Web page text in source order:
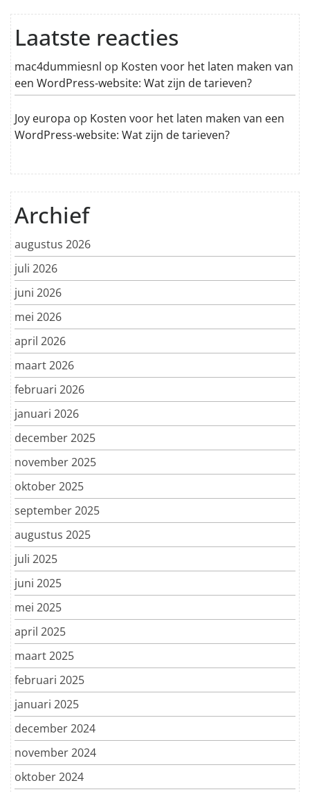
Laatste reacties
mac4dummiesnl op Kosten voor het laten maken van
een WordPress-website: Wat zijn de tarieven?
Joy europa op Kosten voor het laten maken van een
WordPress-website: Wat zijn de tarieven?
Archief
augustus 2026
juli 2026
juni 2026
mei 2026
april 2026
maart 2026
februari 2026
januari 2026
december 2025
november 2025
oktober 2025
september 2025
augustus 2025
juli 2025
juni 2025
mei 2025
april 2025
maart 2025
februari 2025
januari 2025
december 2024
november 2024
oktober 2024